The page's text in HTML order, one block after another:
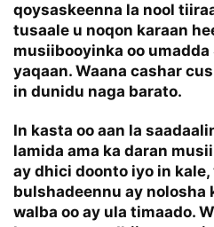
qoysaskeenna la nool
tusaale u noqon karaan
musiibooyinka oo umadda
yaqaan. Waana cashar
in dunidu naga barato.
In kasta oo aan la
lamida ama ka daran
ay dhici doonto iyo in
bulshadeennu ay nolosha
walba oo ay ula timaado.